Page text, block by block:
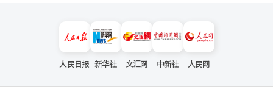
人民日报 新华社 文汇网 中新社 人民网